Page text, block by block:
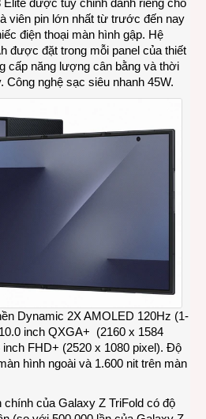
được tùy chỉnh dành riêng cho
viên pin lớn nhất từ ​​trước đến nay
điện thoại màn hình gập. Hệ
được đặt trong mỗi panel của thiết
cấp năng lượng cân bằng và thời
Công nghệ sạc siêu nhanh 45W.
Dynamic 2X AMOLED 120Hz (1-
inch QXGA+ (2160 x 1584
FHD+ (2520 x 1080 pixel). Độ
hình ngoài và 1.600 nit trên màn
của Galaxy Z TriFold có độ